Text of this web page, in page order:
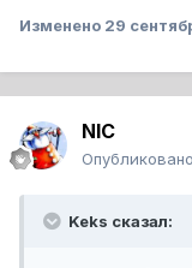
Изменено 29
NIC
Опубликовано
Keks сказал: